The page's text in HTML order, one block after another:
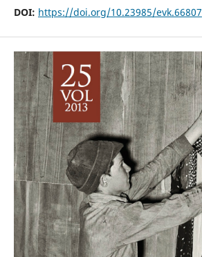
DOI: https://doi.org/10.23985/evk.66807